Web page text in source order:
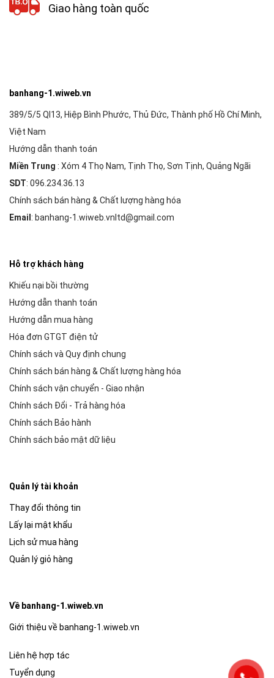
Giao hàng toàn quốc
banhang-1.wiweb.vn
389/5/5 Ql13, Hiệp Bình Phước, Thủ Đức, Thành phố Hồ Chí Minh,
Việt Nam
Hướng dẫn thanh toán
Miền Trung : Xóm 4 Thọ Nam, Tịnh Thọ, Sơn Tịnh, Quảng Ngãi
SDT: 096.234.36.13
Chính sách bán hàng & Chất lượng hàng hóa
Email: banhang-1.wiweb.vnltd@gmail.com
Hỗ trợ khách hàng
Khiếu nại bồi thường
Hướng dẫn thanh toán
Hướng dẫn mua hàng
Hóa đơn GTGT điện tử
Chính sách và Quy định chung
Chính sách bán hàng & Chất lượng hàng hóa
Chính sách vận chuyển - Giao nhận
Chính sách Đổi - Trả hàng hóa
Chính sách Bảo hành
Chính sách bảo mật dữ liệu
Quản lý tài khoản
Thay đổi thông tin
Lấy lại mật khẩu
Lịch sử mua hàng
Quản lý giỏ hàng
Về banhang-1.wiweb.vn
Giới thiệu về banhang-1.wiweb.vn
Liên hệ hợp tác
Tuyển dụng